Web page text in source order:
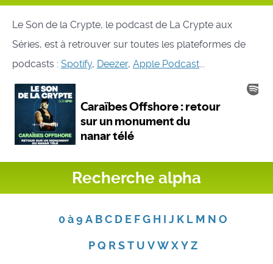
Le Son de la Crypte, le podcast de La Crypte aux
Séries, est à retrouver sur toutes les plateformes de
podcasts : Spotify, Deezer, Apple Podcast...
Recherche alpha
0 à 9 A B C D E F G H I J K L M N O
P Q R S T U V W X Y Z